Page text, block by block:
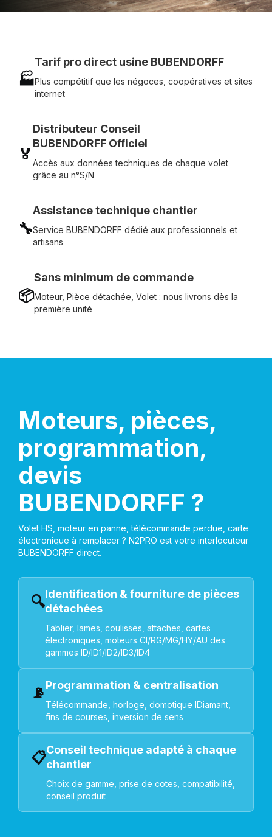
🏭
Tarif pro direct usine BUBENDORFF
Plus compétitif que les négoces, coopératives et sites
internet
🏅
Distributeur Conseil
BUBENDORFF Officiel
Accès aux données techniques de chaque volet
grâce au n°S/N
🔧
Assistance technique chantier
Service BUBENDORFF dédié aux professionnels et
artisans
📦
Sans minimum de commande
Moteur, Pièce détachée, Volet : nous livrons dès la
première unité
Moteurs, pièces,
programmation,
devis
BUBENDORFF ?
Volet HS, moteur en panne, télécommande perdue, carte
électronique à remplacer ? N2PRO est votre interlocuteur
BUBENDORFF direct.
🔍Identification & fourniture de pièces
détachées
Tablier, lames, coulisses, attaches, cartes
électroniques, moteurs CI/RG/MG/HY/AU des
gammes ID/ID1/ID2/ID3/ID4
📡Programmation & centralisation
Télécommande, horloge, domotique IDiamant,
fins de courses, inversion de sens
📋Conseil technique adapté à chaque
chantier
Choix de gamme, prise de cotes, compatibilité,
conseil produit